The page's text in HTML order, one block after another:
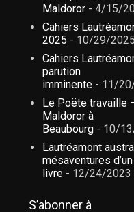
Maldoror - 4/15/
Cahiers
2025 - 10/29/2025
Cahiers
parution
imminente - 11/
Le Poëte travaille
Maldoror à
Beaubourg - 10/
Lautréamont
mésaventures d’un
livre - 12/24/2023
S’abonner à